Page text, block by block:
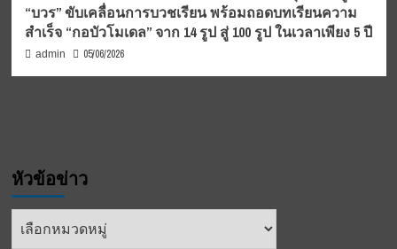
“บวร” ขับเคลื่อนการบวชเรียน พร้อมถอดบทเรียนความ
สำเร็จ “กอบัวโมเดล” จาก 14 รูป สู่ 100 รูป ในเวลาเพียง 5 ปี
admin 05/06/2026
หัวข้อข่าว
หัวข้อ